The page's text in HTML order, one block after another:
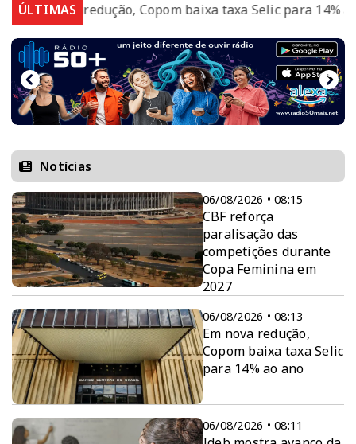
ÚLTIMAS
nova redução, Copom baixa taxa Selic para 14% ao ano
Notícias
06/08/2026 • 08:15
CBF reforça
paralisação das
competições durante
Copa Feminina em
2027
06/08/2026 • 08:13
Em nova redução,
Copom baixa taxa Selic
para 14% ao ano
06/08/2026 • 08:11